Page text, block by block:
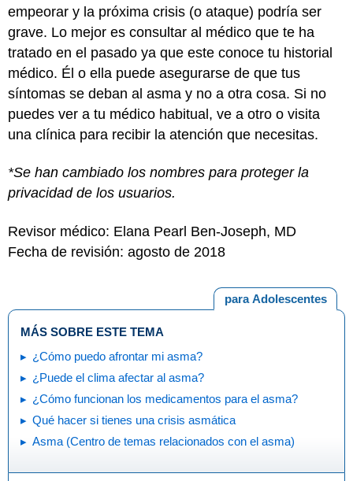
empeorar y la próxima crisis (o ataque) podría ser
grave. Lo mejor es consultar al médico que te ha
tratado en el pasado ya que este conoce tu historial
médico. Él o ella puede asegurarse de que tus
síntomas se deban al asma y no a otra cosa. Si no
puedes ver a tu médico habitual, ve a otro o visita
una clínica para recibir la atención que necesitas.
*Se han cambiado los nombres para proteger la
privacidad de los usuarios.
Revisor médico: Elana Pearl Ben-Joseph, MD
Fecha de revisión: agosto de 2018
para Adolescentes
MÁS SOBRE ESTE TEMA
¿Cómo puedo afrontar mi asma?
¿Puede el clima afectar al asma?
¿Cómo funcionan los medicamentos para el asma?
Qué hacer si tienes una crisis asmática
Asma (Centro de temas relacionados con el asma)